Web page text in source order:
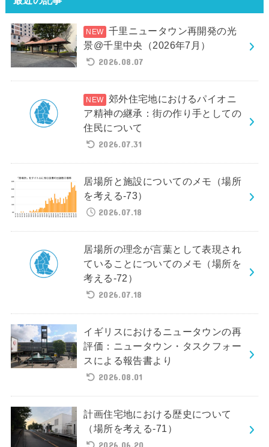
千里ニュータウン再開発の光
景@千里中央（2026年7月）
2026.08.07
郊外住宅地におけるパイオニ
ア精神の継承：街の作り手としての
住民について
2026.07.31
居場所と施設についてのメモ（場所
を考える-73）
2026.07.18
居場所の理念が言葉として表現され
ていることについてのメモ（場所を
考える-72）
2026.07.18
イギリスにおけるニュータウンの再
評価：ニュータウン・タスクフォー
スによる報告書より
2026.08.01
計画住宅地における歴史について
（場所を考える-71）
2026.06.20